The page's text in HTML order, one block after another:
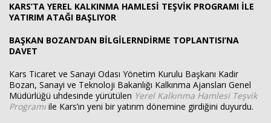
KARS’TA YEREL KALKINMA HAMLESİ TEŞVİK PROGRAMI İLE
YATIRIM ATAĞI BAŞLIYOR
BAŞKAN BOZAN’DAN BİLGİLERNDİRME TOPLANTISI’NA
DAVET
Kars Ticaret ve Sanayi Odası Yönetim Kurulu Başkanı Kadir
Bozan, Sanayi ve Teknoloji Bakanlığı Kalkınma Ajansları Genel
Müdürlüğü uhdesinde yürütülen Yerel Kalkınma Hamlesi Teşvik
Programı ile Kars’ın yeni bir yatırım dönemine girdiğini duyurdu.
Haberin Doğru Adresi.